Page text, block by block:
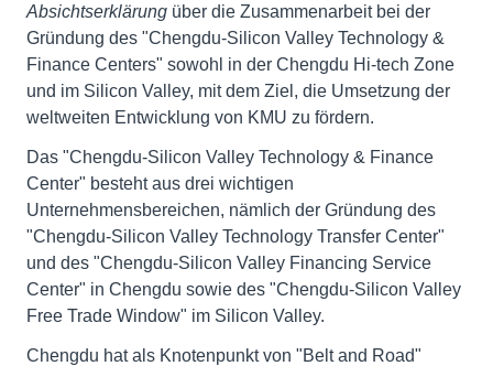
Absichtserklärung über die Zusammenarbeit bei der
Gründung des "Chengdu-Silicon Valley Technology &
Finance Centers" sowohl in der Chengdu Hi-tech Zone
und im Silicon Valley, mit dem Ziel, die Umsetzung der
weltweiten Entwicklung von KMU zu fördern.
Das "Chengdu-Silicon Valley Technology & Finance
Center" besteht aus drei wichtigen
Unternehmensbereichen, nämlich der Gründung des
"Chengdu-Silicon Valley Technology Transfer Center"
und des "Chengdu-Silicon Valley Financing Service
Center" in Chengdu sowie des "Chengdu-Silicon Valley
Free Trade Window" im Silicon Valley.
Chengdu hat als Knotenpunkt von "Belt and Road"